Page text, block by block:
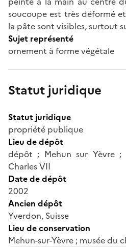
soucoupe est très déformé
la pâte sont visibles, surtout
Sujet représenté
ornement à forme végétale
Statut juridique
Statut juridique
propriété publique
Lieu de dépôt
dépôt ; Mehun sur Yèvre ;
Charles VII
Date de dépôt
2002
Ancien dépôt
Yverdon, Suisse
Lieu de conservation
Mehun-sur-Yèvre ; musée du